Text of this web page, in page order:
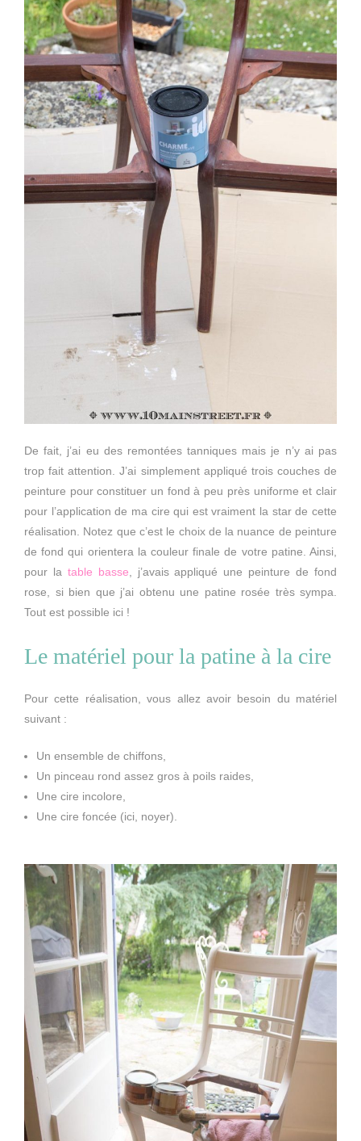
De fait, j’ai eu des remontées tanniques mais je n’y ai pas
trop fait attention. J’ai simplement appliqué trois couches de
peinture pour constituer un fond à peu près uniforme et clair
pour l’application de ma cire qui est vraiment la star de cette
réalisation. Notez que c’est le choix de la nuance de peinture
de fond qui orientera la couleur finale de votre patine. Ainsi,
pour la table basse, j’avais appliqué une peinture de fond
rose, si bien que j’ai obtenu une patine rosée très sympa.
Tout est possible ici !
Le matériel pour la patine à la cire
Pour cette réalisation, vous allez avoir besoin du matériel
suivant :
Un ensemble de chiffons,
Un pinceau rond assez gros à poils raides,
Une cire incolore,
Une cire foncée (ici, noyer).